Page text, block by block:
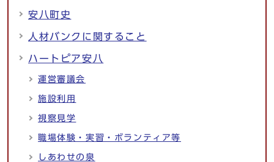
安八町史
人材バンクに関すること
ハートピア安八
運営審議会
施設利用
視察見学
職場体験・実習・ボランティア等
しあわせの泉